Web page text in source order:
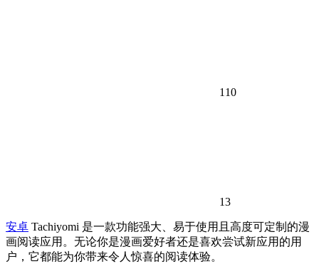
110
13
安卓 Tachiyomi 是一款功能强大、易于使用且高度可定制的漫
画阅读应用。无论你是漫画爱好者还是喜欢尝试新应用的用
户，它都能为你带来令人惊喜的阅读体验。